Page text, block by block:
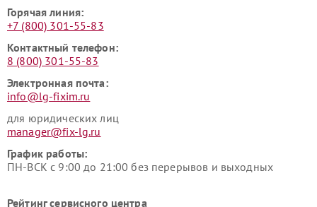
Горячая линия:
+7 (800) 301-55-83
Контактный телефон:
8 (800) 301-55-83
Электронная почта:
info@lg-fixim.ru
для юридических лиц
manager@fix-lg.ru
График работы:
ПН-ВСК с 9:00 до 21:00 без перерывов и выходных
Рейтинг сервисного центра